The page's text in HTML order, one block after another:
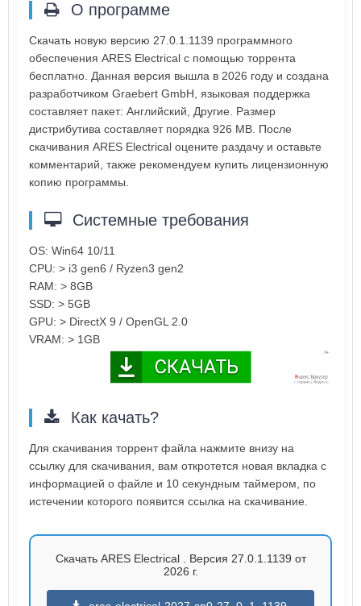
О программе
Скачать новую версию 27.0.1.1139 программного
обеспечения ARES Electrical с помощью торрента
бесплатно. Данная версия вышла в 2026 году и создана
разработчиком Graebert GmbH, языковая поддержка
составляет пакет: Английский, Другие. Размер
дистрибутива составляет порядка 926 MB. После
скачивания ARES Electrical оцените раздачу и оставьте
комментарий, также рекомендуем купить лицензионную
копию программы.
Системные требования
OS: Win64 10/11
CPU: > i3 gen6 / Ryzen3 gen2
RAM: > 8GB
SSD: > 5GB
GPU: > DirectX 9 / OpenGL 2.0
VRAM: > 1GB
Как качать?
Для скачивания торрент файла нажмите внизу на
ссылку для скачивания, вам откротется новая вкладка с
информацией о файле и 10 секундным таймером, по
истечении которого появится ссылка на скачивание.
Скачать ARES Electrical . Версия 27.0.1.1139 от
2026 г.